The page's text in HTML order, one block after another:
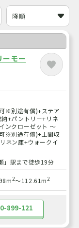
ーモー
※別途有償)+ステア
納+パントリー+リネ
ンクローゼット ～
※別途有償)+土間収
ネン庫+ウォークイ
」駅まで徒歩19分
2～112.61m2
899-121